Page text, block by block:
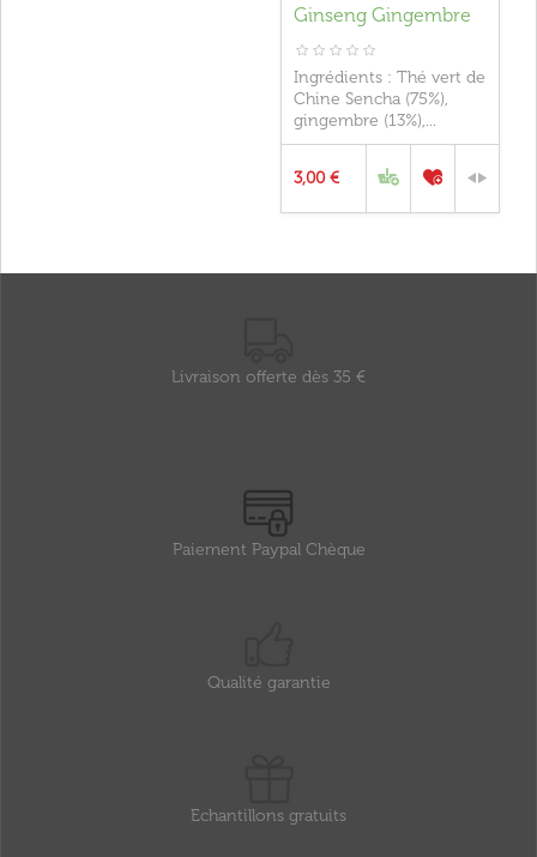
Ginseng Gingembre
Ingrédients : Thé vert de
Chine Sencha (75%),
gingembre (13%),...
3,00 €
Livraison offerte dès 35 €
Paiement Paypal Chèque
Qualité garantie
Echantillons gratuits